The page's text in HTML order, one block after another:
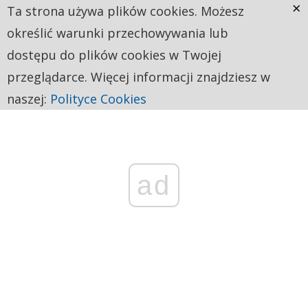
ad
Ta strona używa plików cookies. Możesz
określić warunki przechowywania lub
dostępu do plików cookies w Twojej
przeglądarce. Więcej informacji znajdziesz w
naszej: Polityce Cookies
×